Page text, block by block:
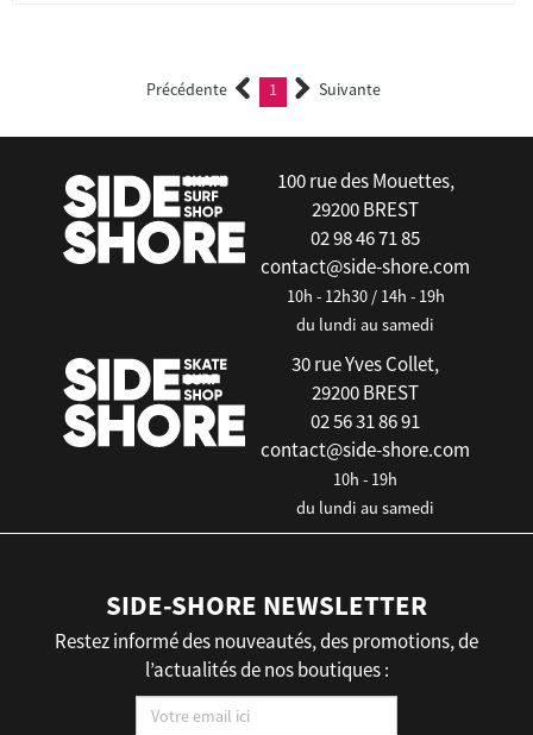
Précédente 1 (current)Suivante
100 rue des Mouettes,
29200 BREST
02 98 46 71 85
contact@side-shore.com
10h - 12h30 / 14h - 19h
du lundi au samedi
30 rue Yves Collet,
29200 BREST
02 56 31 86 91
contact@side-shore.com
10h - 19h
du lundi au samedi
SIDE-SHORE NEWSLETTER
Restez informé des nouveautés, des promotions, de
l’actualités de nos boutiques :